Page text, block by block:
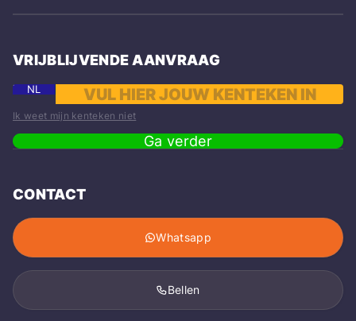
VRIJBLIJVENDE AANVRAAG
NL
Ik weet mijn kenteken niet
Ga verder
CONTACT
Whatsapp
Bellen